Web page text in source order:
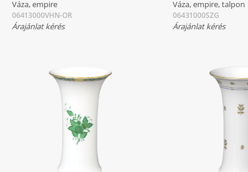
Váza, empire
06413000VHN-OR
Árajánlat kérés
Váza, empire, talpon
06431000SZG
Árajánlat kérés